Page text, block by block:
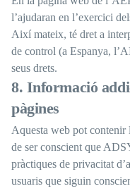
l’ajudaran en l’exercici
Així mateix, té dret a
de control (a Espanya,
seus drets.
8. Informació
pàgines
Aquesta web pot contenir
de ser conscient que
pràctiques de privacitat
usuaris que siguin